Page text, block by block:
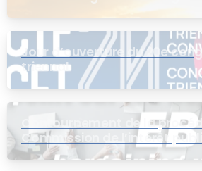
Jour d’ouverture du 20e
triennal
Contournement de la
Commission de l’intérêt
pour le groupe EB